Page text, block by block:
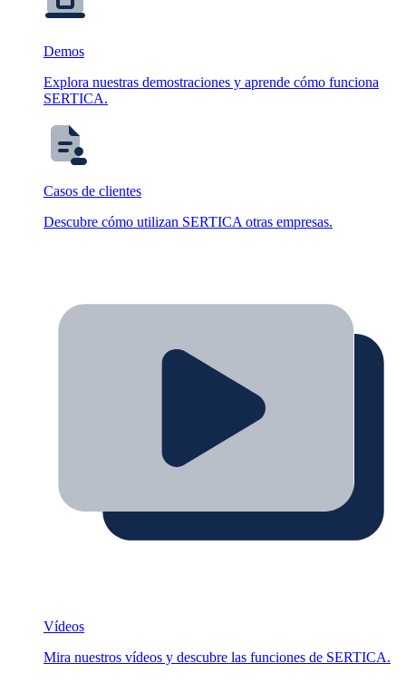
Demos
Explora nuestras demostraciones y aprende cómo funciona
SERTICA.
Casos de clientes
Descubre cómo utilizan SERTICA otras empresas.
Vídeos
Mira nuestros vídeos y descubre las funciones de SERTICA.